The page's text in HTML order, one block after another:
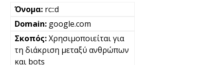
rc::d
google.com
Χρησιμοποιείται για
τη διάκριση μεταξύ ανθρώπων
και bots